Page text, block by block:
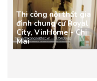
Thi công nội thất gia
đình chung cư Royal
City, VinHome - Chị
Mai